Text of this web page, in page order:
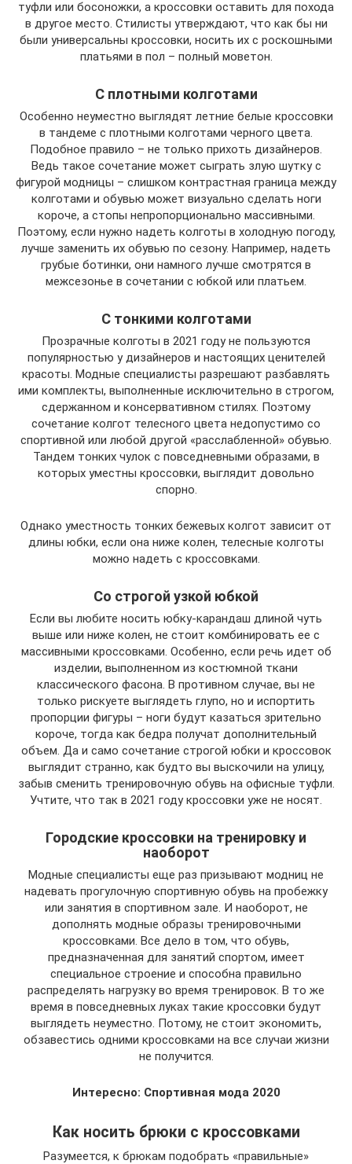
туфли или босоножки, а кроссовки оставить для похода
в другое место. Стилисты утверждают, что как бы ни
были универсальны кроссовки, носить их с роскошными
платьями в пол – полный моветон.
С плотными колготами
Особенно неуместно выглядят летние белые кроссовки
в тандеме с плотными колготами черного цвета.
Подобное правило – не только прихоть дизайнеров.
Ведь такое сочетание может сыграть злую шутку с
фигурой модницы – слишком контрастная граница между
колготами и обувью может визуально сделать ноги
короче, а стопы непропорционально массивными.
Поэтому, если нужно надеть колготы в холодную погоду,
лучше заменить их обувью по сезону. Например, надеть
грубые ботинки, они намного лучше смотрятся в
межсезонье в сочетании с юбкой или платьем.
С тонкими колготами
Прозрачные колготы в 2021 году не пользуются
популярностью у дизайнеров и настоящих ценителей
красоты. Модные специалисты разрешают разбавлять
ими комплекты, выполненные исключительно в строгом,
сдержанном и консервативном стилях. Поэтому
сочетание колгот телесного цвета недопустимо со
спортивной или любой другой «расслабленной» обувью.
Тандем тонких чулок с повседневными образами, в
которых уместны кроссовки, выглядит довольно
спорно.
Однако уместность тонких бежевых колгот зависит от
длины юбки, если она ниже колен, телесные колготы
можно надеть с кроссовками.
Со строгой узкой юбкой
Если вы любите носить юбку-карандаш длиной чуть
выше или ниже колен, не стоит комбинировать ее с
массивными кроссовками. Особенно, если речь идет об
изделии, выполненном из костюмной ткани
классического фасона. В противном случае, вы не
только рискуете выглядеть глупо, но и испортить
пропорции фигуры – ноги будут казаться зрительно
короче, тогда как бедра получат дополнительный
объем. Да и само сочетание строгой юбки и кроссовок
выглядит странно, как будто вы выскочили на улицу,
забыв сменить тренировочную обувь на офисные туфли.
Учтите, что так в 2021 году кроссовки уже не носят.
Городские кроссовки на тренировку и
наоборот
Модные специалисты еще раз призывают модниц не
надевать прогулочную спортивную обувь на пробежку
или занятия в спортивном зале. И наоборот, не
дополнять модные образы тренировочными
кроссовками. Все дело в том, что обувь,
предназначенная для занятий спортом, имеет
специальное строение и способна правильно
распределять нагрузку во время тренировок. В то же
время в повседневных луках такие кроссовки будут
выглядеть неуместно. Потому, не стоит экономить,
обзавестись одними кроссовками на все случаи жизни
не получится.
Интересно: Спортивная мода 2020
Как носить брюки с кроссовками
Разумеется, к брюкам подобрать «правильные»